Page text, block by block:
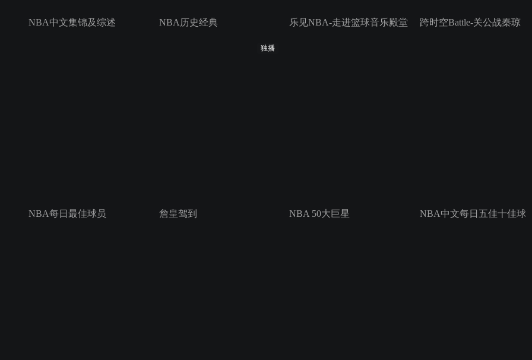
NBA中文集锦及综述 NBA历史经典 乐见NBA-走进篮球音乐殿堂 跨时空Battle-关公战秦琼
NBA每日最佳球员
独播
詹皇驾到 NBA 50大巨星 NBA中文每日五佳十佳球